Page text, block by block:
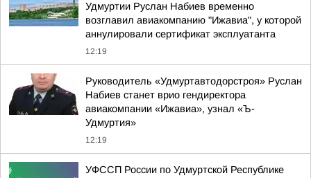
Удмуртии Руслан Набиев временно
возглавил авиакомпанию "Ижавиа", у которой
аннулировали сертификат эксплуатанта
12:19
Руководитель «Удмуртавтодорстроя» Руслан
Набиев станет врио гендиректора
авиакомпании «Ижавиа», узнал «Ъ-
Удмуртия»
12:19
УФССП России по Удмуртской Республике